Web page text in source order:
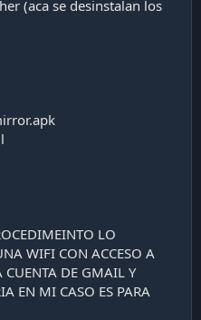
(aca se desinstalan los
LO
WIFI CON ACCESO A
CUENTA DE GMAIL Y
EN MI CASO ES PARA